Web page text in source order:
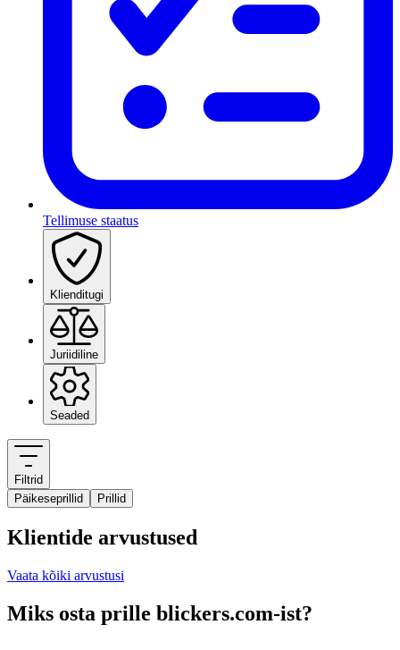
Tellimuse staatus
Klienditugi
Juriidiline
Seaded
Filtrid
Päikeseprillid
Prillid
Klientide arvustused
Vaata kõiki arvustusi
Miks osta prille blickers.com-ist?